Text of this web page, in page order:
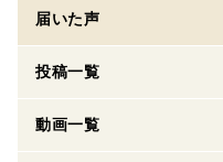
届いた声
投稿一覧
動画一覧